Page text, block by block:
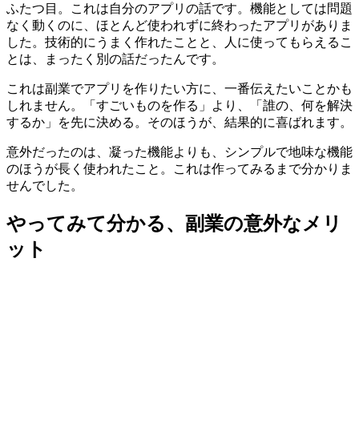
ふたつ目。これは自分のアプリの話です。機能としては問題
なく動くのに、ほとんど使われずに終わったアプリがありま
した。 技術的にうまく作れたことと、人に使ってもらえるこ
とは、まったく別の話だったんです。
これは副業でアプリを作りたい方に、一番伝えたいことかも
しれません。「すごいものを作る」より、「誰の、何を解決
するか」を先に決める。そのほうが、結果的に喜ばれます。
意外だったのは、凝った機能よりも、シンプルで地味な機能
のほうが長く使われたこと。これは作ってみるまで分かりま
せんでした。
やってみて分かる、副業の意外なメリ
ット